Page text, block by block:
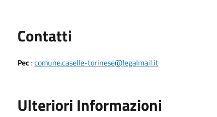
Contatti
Pec :comune.caselle-torinese@legalmail.it
Ulteriori Informazioni